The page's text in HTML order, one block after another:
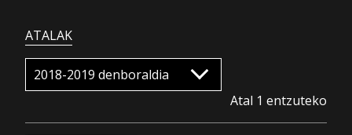
ATALAK
Atal 1 entzuteko